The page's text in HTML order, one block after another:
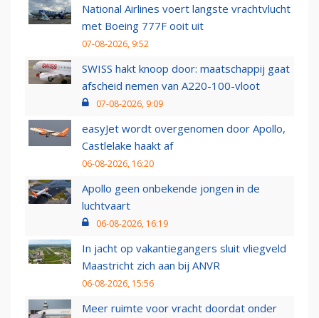
National Airlines voert langste vrachtvlucht
met Boeing 777F ooit uit
07-08-2026, 9:52
SWISS hakt knoop door: maatschappij gaat
afscheid nemen van A220-100-vloot
07-08-2026, 9:09
easyJet wordt overgenomen door Apollo,
Castlelake haakt af
06-08-2026, 16:20
Apollo geen onbekende jongen in de
luchtvaart
06-08-2026, 16:19
In jacht op vakantiegangers sluit vliegveld
Maastricht zich aan bij ANVR
06-08-2026, 15:56
Meer ruimte voor vracht doordat onder